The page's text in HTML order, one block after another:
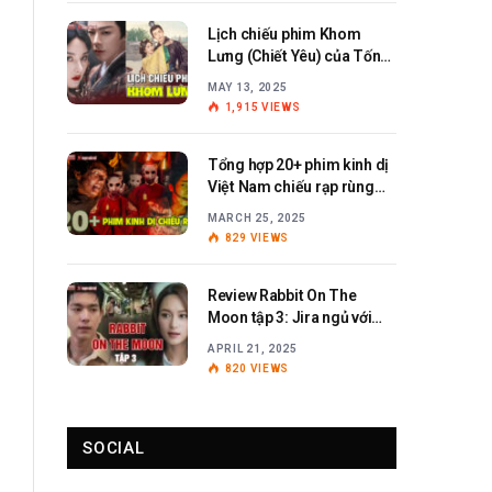
Lịch chiếu phim Khom
Lưng (Chiết Yêu) của Tống
MAY 13, 2025
1,915 VIEWS
Tổng hợp 20+ phim kinh dị
Việt Nam chiếu rạp rùng
MARCH 25, 2025
829 VIEWS
Review Rabbit On The
Moon tập 3: Jira ngủ với
APRIL 21, 2025
820 VIEWS
SOCIAL